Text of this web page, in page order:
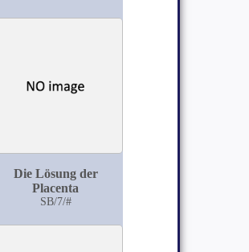
Die Lösung der
Placenta
SB/7/#